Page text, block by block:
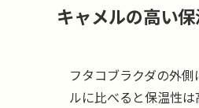
キャメルの高い
フタコブラクダの外
ルに比べると保温性